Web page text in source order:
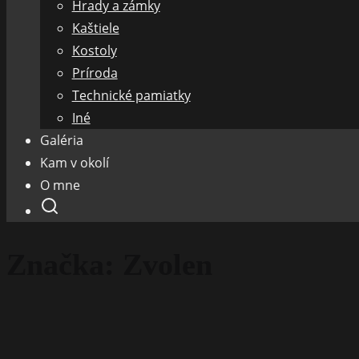
Hrady a zámky
Kaštiele
Kostoly
Príroda
Technické pamiatky
Iné
Galéria
Kam v okolí
O mne